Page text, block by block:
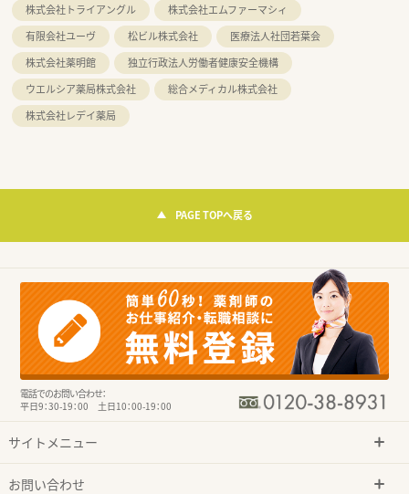
株式会社トライアングル
株式会社エムファーマシィ
有限会社ユーヴ
松ビル株式会社
医療法人社団若葉会
株式会社薬明館
独立行政法人労働者健康安全機構
ウエルシア薬局株式会社
総合メディカル株式会社
株式会社レデイ薬局
PAGE TOPへ戻る
電話でのお問い合わせ：
平日9：30-19：00 土日10：00-19：00
サイトメニュー
お問い合わせ